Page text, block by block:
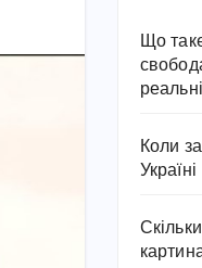
Що
Коли
Україні